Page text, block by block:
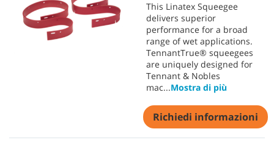
This Linatex Squeegee
delivers superior
performance for a broad
range of wet applications.
TennantTrue® squeegees
are uniquely designed for
Tennant & Nobles
mac...Mostra di più
Richiedi informazioni